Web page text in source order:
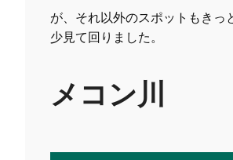
が、それ以外のスポットもきっ
少見て回りました。
メコン川